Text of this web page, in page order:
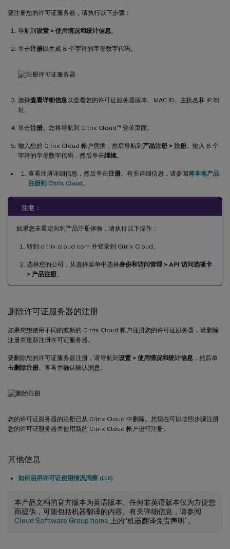
要注册您的许可证服务器，请执行以下步骤：
导航到设置 > 使用情况和统计信息 。
单击注册以生成 8 个字符的字母数字代码。
选择查看详细信息以查看您的许可证服务器版本、MAC ID、主机名和 IP 地
址。
单击注册。您将导航到 Citrix Cloud ™登录页面。
输入您的 Citrix Cloud 帐户凭据，然后导航到产品注册 > 注册。输入 8 个
字符的字母数字代码，然后单击继续。
查看注册详细信息，然后单击注册。有关详细信息，请参阅将本地产品
注册到 Citrix Cloud 。
注意：
如果您未重定向到产品注册体验，请执行以下操作：
转到 citrix.cloud.com 并登录到 Citrix Cloud。
选择您的公司，从选择菜单中选择身份和访问管理 > API 访问选项卡
> 产品注册。
删除许可证服务器的注册
如果您想使用不同的或新的 Citrix Cloud 帐户注册您的许可证服务器，请删除
注册并重新注册许可证服务器。
要删除您的许可证服务器注册，请导航到设置 > 使用情况和统计信息 ，然后单
击删除注册。查看并确认确认消息。
您的许可证服务器的注册已从 Citrix Cloud 中删除。您现在可以按照步骤注册
您的许可证服务器并使用新的 Citrix Cloud 帐户进行注册。
其他信息
如何启用许可证使用情况洞察 (LUI)
本产品文档的官方版本为英语版本。任何非英语版本仅为方便您
而提供，可能包括机器翻译的内容。有关详细信息，请参阅
Cloud Software Group home 上的“机器翻译免责声明”。